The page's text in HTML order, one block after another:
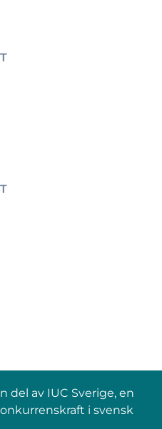
del av IUC Sverige, en
i svensk